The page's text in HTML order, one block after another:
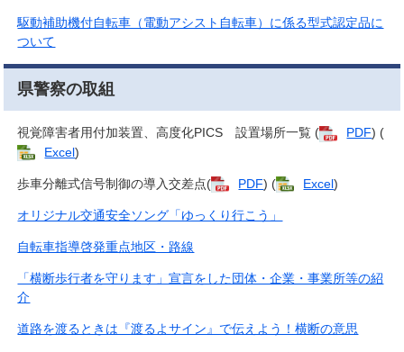
駆動補助機付自転車（電動アシスト自転車）に係る型式認定品に
ついて
県警察の取組
視覚障害者用付加装置、高度化PICS 設置場所一覧​ ( PDF) (
Excel)
歩車分離式信号制御の導入交差点( PDF) ( Excel)
オリジナル交通安全ソング「ゆっくり行こう」
自転車指導啓発重点地区・路線
「横断歩行者を守ります」宣言をした団体・企業・事業所等の紹
介
道路を渡るときは『渡るよサイン』で伝えよう！横断の意思